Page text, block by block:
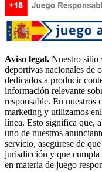
Aviso legal. Nuestro sitio
deportivas nacionales de
dedicados a producir
información relevante
responsable. En nuestros
marketing y utilizamos
línea. Esto significa que,
uno de nuestros
servicio, asegúrese de
jurisdicción y que cumpla
en materia de juego